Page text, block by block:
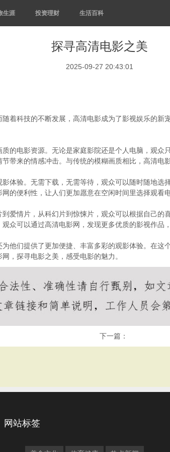
生涯 投资理财 生活百科
探寻高清电影之美
2025-09-27 20:43:01
着科技的不断发展，高清电影成为了影视娱乐的新
的电影资源。无论是家庭影院还是个人电脑，观
带来的情感冲击。与传统的模糊画质相比，高清电
体验。无需下载，无需等待，观众可以随时随地
的便利性，让人们更加愿意在空闲时间里选择观看
爱情片，从科幻片到惊悚片，观众可以根据自己
众可以通过高清电影网，发现更多优质的影视作品
他们提供了更加便捷、丰富多彩的观影体验。在
，探寻电影之美，感受电影的魅力。
下一篇：
网站标签